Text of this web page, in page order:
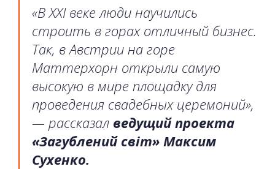
«В XXI веке люди научились
строить в горах отличный бизнес.
Так, в Австрии на горе
Маттерхорн открыли самую
высокую в мире площадку для
проведения свадебных церемоний»,
— рассказал ведущий проекта
«Загублений світ» Максим
Сухенко.